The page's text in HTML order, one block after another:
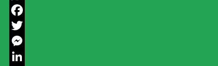
WhatsApp
Facebook
Twitter
Messenger